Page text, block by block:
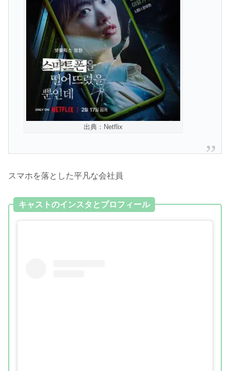
出典：Netflix
スマホを落とした平凡な会社員
キャストのインスタとプロフィール